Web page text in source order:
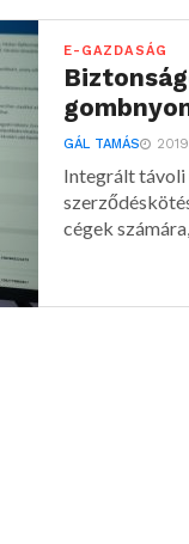
E-GAZDASÁG
GÁL TAMÁS
Integrált távoli
cégek